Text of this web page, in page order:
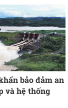
bảo đảm an
và hệ thống